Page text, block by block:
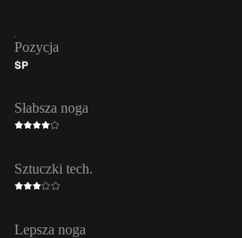
Pozycja
ŚP
Słabsza noga
Sztuczki tech.
Lepsza noga